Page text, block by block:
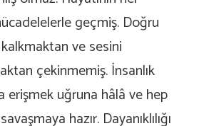
geçmiş. Doğru
ve sesini
çekinmemiş. İnsanlık
erişmek uğruna hâlâ ve hep
hazır. Dayanıklılığı